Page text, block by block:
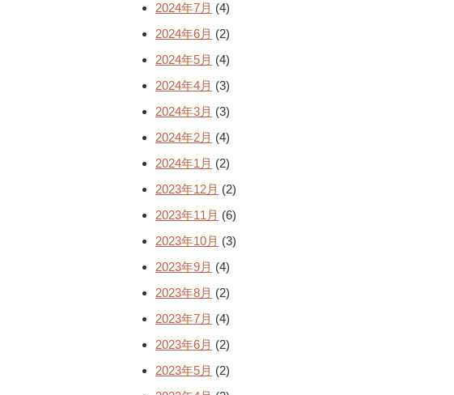
2024年7月 (4)
2024年6月 (2)
2024年5月 (4)
2024年4月 (3)
2024年3月 (3)
2024年2月 (4)
2024年1月 (2)
2023年12月 (2)
2023年11月 (6)
2023年10月 (3)
2023年9月 (4)
2023年8月 (2)
2023年7月 (4)
2023年6月 (2)
2023年5月 (2)